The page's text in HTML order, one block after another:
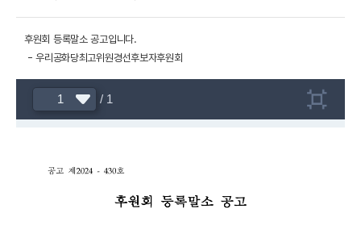
후원회 등록말소 공고입니다.
- 우리공화당최고위원경선후보자후원회